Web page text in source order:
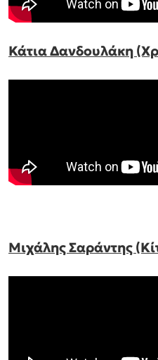
Κάτια Δανδουλάκη
Μιχάλης Σαράντης